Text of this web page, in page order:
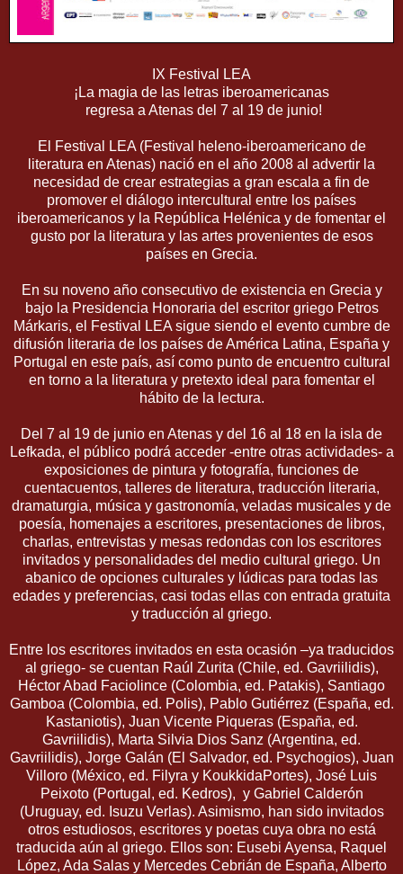
IX Festival LEA
¡La magia de las letras iberoamericanas
regresa a Atenas del 7 al 19 de junio!
El Festival LEA (Festival heleno-iberoamericano de
literatura en Atenas) nació en el año 2008 al advertir la
necesidad de crear estrategias a gran escala a fin de
promover el diálogo intercultural entre los países
iberoamericanos y la República Helénica y de fomentar el
gusto por la literatura y las artes provenientes de esos
países en Grecia.
En su noveno año consecutivo de existencia en Grecia y
bajo la Presidencia Honoraria del escritor griego Petros
Márkaris, el Festival LEA sigue siendo el evento cumbre de
difusión literaria de los países de América Latina, España y
Portugal en este país, así como punto de encuentro cultural
en torno a la literatura y pretexto ideal para fomentar el
hábito de la lectura.
Del 7 al 19 de junio en Atenas y del 16 al 18 en la isla de
Lefkada, el público podrá acceder -entre otras actividades- a
exposiciones de pintura y fotografía, funciones de
cuentacuentos, talleres de literatura, traducción literaria,
dramaturgia, música y gastronomía, veladas musicales y de
poesía, homenajes a escritores, presentaciones de libros,
charlas, entrevistas y mesas redondas con los escritores
invitados y personalidades del medio cultural griego. Un
abanico de opciones culturales y lúdicas para todas las
edades y preferencias, casi todas ellas con entrada gratuita
y traducción al griego.
Entre los escritores invitados en esta ocasión –ya traducidos
al griego- se cuentan Raúl Zurita (Chile, ed. Gavriilidis),
Héctor Abad Faciolince (Colombia, ed. Patakis), Santiago
Gamboa (Colombia, ed. Polis), Pablo Gutiérrez (España, ed.
Kastaniotis), Juan Vicente Piqueras (España, ed.
Gavriilidis), Marta Silvia Dios Sanz (Argentina, ed.
Gavriilidis), Jorge Galán (El Salvador, ed. Psychogios), Juan
Villoro (México, ed. Filyra y KoukkidaPortes), José Luis
Peixoto (Portugal, ed. Kedros), y Gabriel Calderón
(Uruguay, ed. Isuzu Verlas). Asimismo, han sido invitados
otros estudiosos, escritores y poetas cuya obra no está
traducida aún al griego. Ellos son: Eusebi Ayensa, Raquel
López, Ada Salas y Mercedes Cebrián de España, Alberto